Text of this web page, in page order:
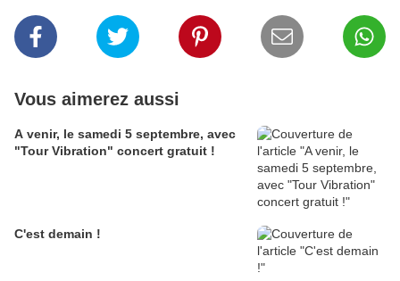
Vous aimerez aussi
A venir, le samedi 5 septembre, avec
"Tour Vibration" concert gratuit !
C'est demain !